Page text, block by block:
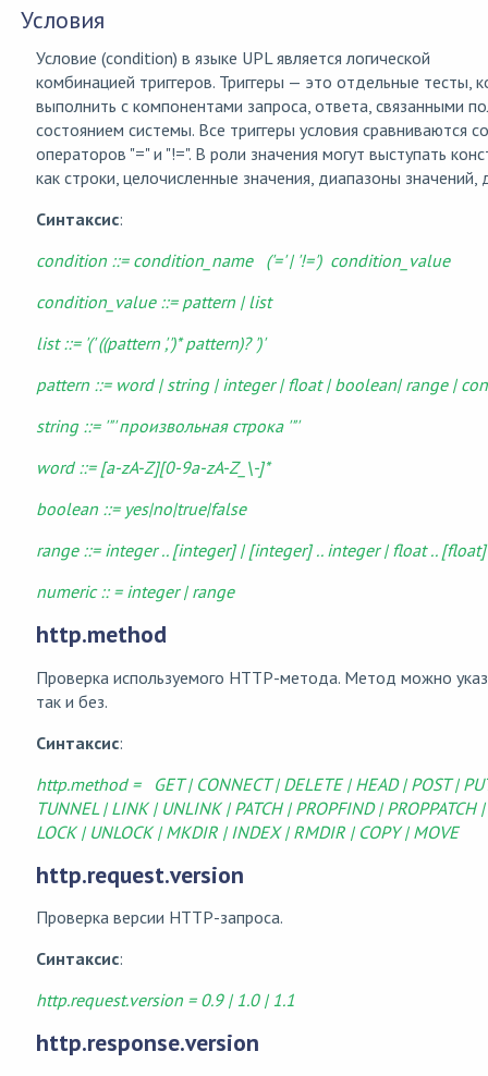
Условия
Условие (condition) в языке UPL является логической
комбинацией триггеров. Триггеры — это отдельные тесты,
выполнить с компонентами запроса, ответа, связанными
состоянием системы. Все триггеры условия сравниваются
операторов "=" и "!=". В роли значения могут выступать
как строки, целочисленные значения, диапазоны значений,
Синтаксис:
condition ::= condition_name ('=' | '!=') condition_value
condition_value ::= pattern | list
list ::= '(' ((pattern ',')* pattern)? ')'
pattern ::= word | string | integer | float | boolean| range |
string ::= '"' произвольная строка '"'
word ::= [a-zA-Z][0-9a-zA-Z_\-]*
boolean ::= yes|no|true|false
range ::= integer .. [integer] | [integer] .. integer | float ..
numeric :: = integer | range
http.method
Проверка используемого HTTP-метода. Метод можно
так и без.
Синтаксис:
http.method = GET | CONNECT | DELETE | HEAD | POST |
TUNNEL | LINK | UNLINK | PATCH | PROPFIND | PROPPATCH
LOCK | UNLOCK | MKDIR | INDEX | RMDIR | COPY | MOVE
http.request.version
Проверка версии HTTP-запроса.
Синтаксис:
http.request.version = 0.9 | 1.0 | 1.1
http.response.version